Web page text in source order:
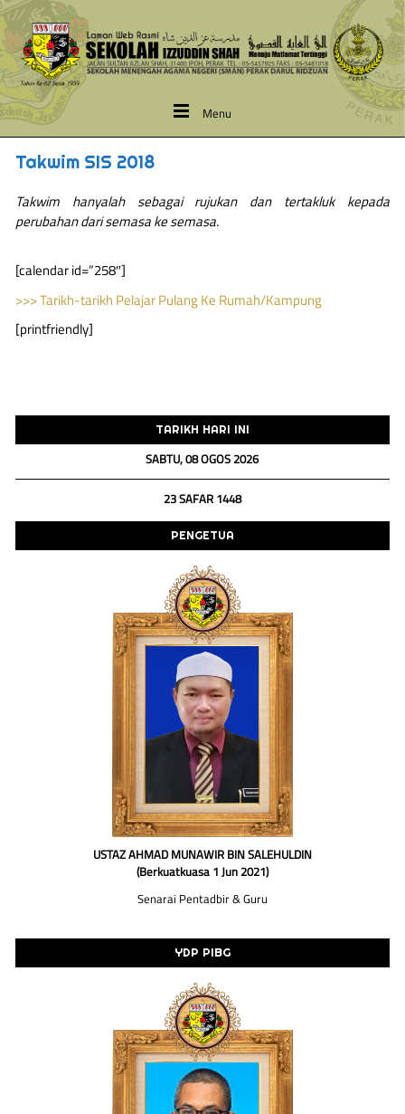
Menu
Takwim SIS 2018
Takwim hanyalah sebagai rujukan dan tertakluk kepada
perubahan dari semasa ke semasa.
[calendar id=”258″]
>>> Tarikh-tarikh Pelajar Pulang Ke Rumah/Kampung
[printfriendly]
TARIKH HARI INI
SABTU, 08 OGOS 2026
23 SAFAR 1448
PENGETUA
USTAZ AHMAD MUNAWIR BIN SALEHULDIN
(Berkuatkuasa 1 Jun 2021)
Senarai Pentadbir & Guru
YDP PIBG